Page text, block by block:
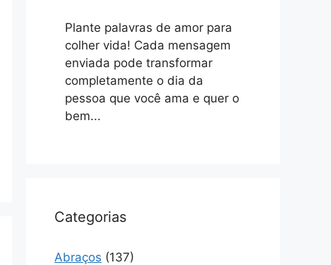
Plante palavras de amor para
colher vida! Cada mensagem
enviada pode transformar
completamente o dia da
pessoa que você ama e quer o
bem...
Categorias
Abraços (137)